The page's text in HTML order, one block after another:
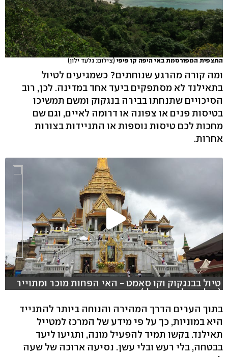
התצפית המפורסמת באי היפה קו פיפי(צילום: גלעד ילון)
ומה קורה מהרגע שנוחתים? כשמגיעים לטיול
בתאילנד לא מסתפקים ביעד אחד במדינה. לכן, רוב
הסיכויים שתנחתו בבירה בנגקוק ומשם תמשיכו
בטיסות פנים או צפונה או דרומה לאיים, וגם שם
מחכות לכם טיסות נוספות או התניידות בצורות
אחרות.
טיול בבנגקוק וקו סאמט - האי הפחות מוכר ומתוייר
(צילום: גלעד כרמלי)
בתוך הערים הדרך המהירה והנוחה ביותר להתנייד
היא במוניות, כך על פי מידע של המרכז למטייל
תאילנד. בקשו תמיד להפעיל מונה, ותגיעו ליעד
בבטחה, בלי רעש ובלי עשן. נסיעה ארוכה של שעה